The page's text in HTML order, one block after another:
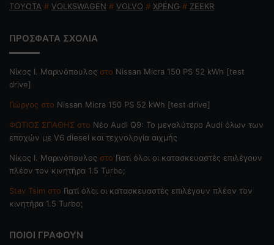
TOYOTA # VOLKSWAGEN # VOLVO # XPENG # ZEEKR
ΠΡΟΣΦΑΤΑ ΣΧΟΛΙΑ
Nίκος Ι. Mαρινόπουλος στο Nissan Micra 150 PS 52 kWh [test
drive]
Γιώργος στο Nissan Micra 150 PS 52 kWh [test drive]
ΦΩΤΙΟΣ ΣΠΑΘΗΣ στο Νέο Audi Q9: Το μεγαλύτερο Audi όλων των
εποχών με V6 diesel και τεχνολογία αιχμής
Nίκος Ι. Mαρινόπουλος στο Γιατί όλοι οι κατασκευαστές επιλέγουν
πλέον τον κινητήρα 1.5 Turbo;
Stav Tsim στο Γιατί όλοι οι κατασκευαστές επιλέγουν πλέον τον
κινητήρα 1.5 Turbo;
ΠΟΙΟΙ ΓΡΑΦΟΥΝ